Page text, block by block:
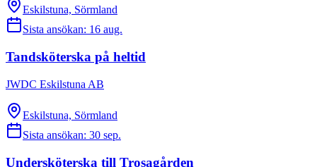
Eskilstuna, Sörmland
Sista ansökan: 16 aug.
Tandsköterska på heltid
JWDC Eskilstuna AB
Eskilstuna, Sörmland
Sista ansökan: 30 sep.
Undersköterska till Trosagården